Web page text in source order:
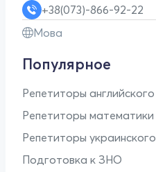
+38(073)-866-92-22
Мова
Популярное
Репетиторы английского
Репетиторы математики
Репетиторы
Подготовка к ЗНО